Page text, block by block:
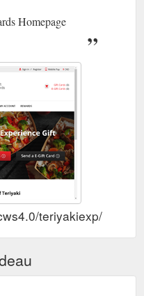
Homepage
teriyakiexp/